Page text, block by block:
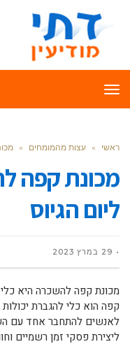
תפריט
ראשי » עצות מהמומחים »
מכונת קפה
ליום הגיוס
29 במרץ 2023
מכונת קפה להשכרה היא כלי
קפה הוא כלי להגברת
לאנשים להתחבר אחד עם
ליצירת פסקי זמן רשמיים